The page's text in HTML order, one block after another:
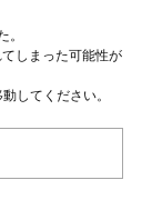
。
しまった可能性が
してください。